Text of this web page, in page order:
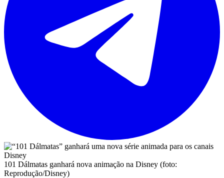
101 Dálmatas ganhará nova animação na Disney (foto:
Reprodução/Disney)